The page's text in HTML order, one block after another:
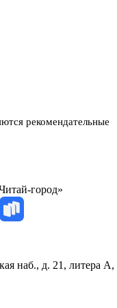
рекомендательные
город»
наб., д. 21, литера А,